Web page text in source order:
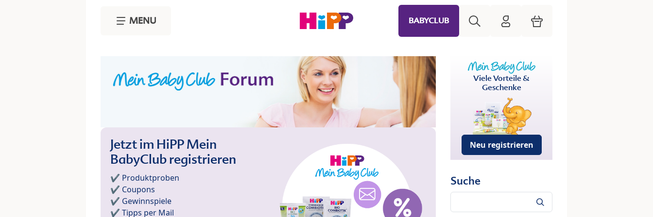
MENU BABYCLUB HiPP Mein Babyclub
Warenkorb
Jetzt im HiPP Mein
BabyClub registrieren
✔️ Produktproben
✔️ Coupons
✔️ Gewinnspiele
✔️ Tipps per Mail
Viele Vorteile &
Geschenke
Neu registrieren
Suche